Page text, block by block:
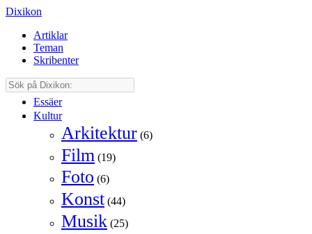
Dixikon
Artiklar
Teman
Skribenter
Essäer
Kultur
Arkitektur (6)
Film (19)
Foto (6)
Konst (44)
Musik (25)